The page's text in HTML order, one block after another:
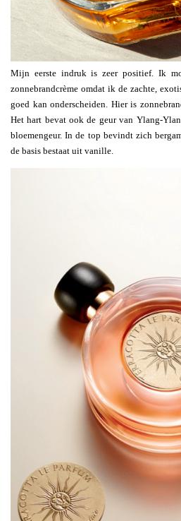
Mijn eerste indruk is zeer positief. Ik
zonnebrandcrème omdat ik de zachte,
goed kan onderscheiden. Hier is
Het hart bevat ook de geur van Ylang-
bloemengeur. In de top bevindt zich
de basis bestaat uit vanille.